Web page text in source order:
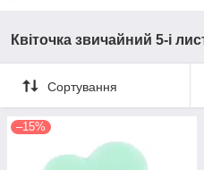
Квіточка звичайний 5-і
Сортування
–15%